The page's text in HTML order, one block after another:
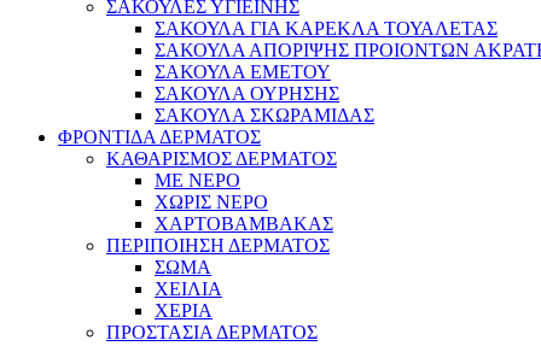
ΣΑΚΟΥΛΕΣ ΥΓΙΕΙΝΗΣ
ΣΑΚΟΥΛΑ ΓΙΑ ΚΑΡΕΚΛΑ ΤΟΥΑΛΕΤΑΣ
ΣΑΚΟΥΛΑ ΑΠΟΡΙΨΗΣ ΠΡΟΙΟΝΤΩΝ
ΣΑΚΟΥΛΑ ΕΜΕΤΟΥ
ΣΑΚΟΥΛΑ ΟΥΡΗΣΗΣ
ΣΑΚΟΥΛΑ ΣΚΩΡΑΜΙΔΑΣ
ΦΡΟΝΤΙΔΑ ΔΕΡΜΑΤΟΣ
ΚΑΘΑΡΙΣΜΟΣ ΔΕΡΜΑΤΟΣ
ΜΕ ΝΕΡΟ
ΧΩΡΙΣ ΝΕΡΟ
ΧΑΡΤΟΒΑΜΒΑΚΑΣ
ΠΕΡΙΠΟΙΗΣΗ ΔΕΡΜΑΤΟΣ
ΣΩΜΑ
ΧΕΙΛΙΑ
ΧΕΡΙΑ
ΠΡΟΣΤΑΣΙΑ ΔΕΡΜΑΤΟΣ